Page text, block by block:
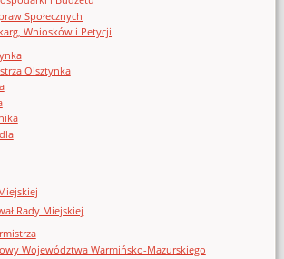
Społecznych
Wniosków i Petycji
Olsztynka
Rady Miejskiej
Województwa Warmińsko-Mazurskiego